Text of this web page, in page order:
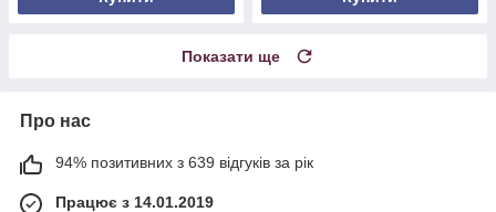
Показати ще
Про нас
94% позитивних з 639 відгуків за рік
Працює з 14.01.2019